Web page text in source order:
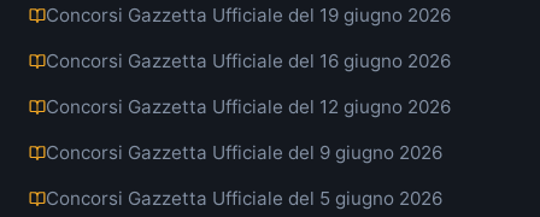
Concorsi Gazzetta Ufficiale del 19 giugno 2026
Concorsi Gazzetta Ufficiale del 16 giugno 2026
Concorsi Gazzetta Ufficiale del 12 giugno 2026
Concorsi Gazzetta Ufficiale del 9 giugno 2026
Concorsi Gazzetta Ufficiale del 5 giugno 2026